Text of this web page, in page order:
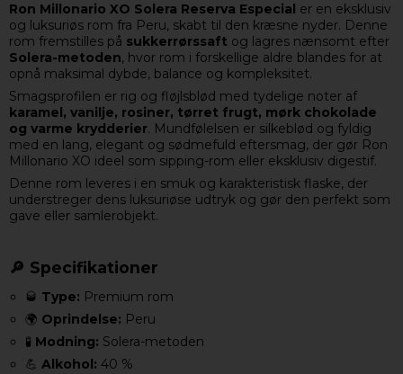
Ron Millonario XO Solera Reserva Especial er en eksklusiv
og luksuriøs rom fra Peru, skabt til den kræsne nyder. Denne
rom fremstilles på sukkerrørssaft og lagres nænsomt efter
Solera-metoden, hvor rom i forskellige aldre blandes for at
opnå maksimal dybde, balance og kompleksitet.
Smagsprofilen er rig og fløjlsblød med tydelige noter af
karamel, vanilje, rosiner, tørret frugt, mørk chokolade
og varme krydderier. Mundfølelsen er silkeblød og fyldig
med en lang, elegant og sødmefuld eftersmag, der gør Ron
Millonario XO ideel som sipping-rom eller eksklusiv digestif.
Denne rom leveres i en smuk og karakteristisk flaske, der
understreger dens luksuriøse udtryk og gør den perfekt som
gave eller samlerobjekt.
🔎 Specifikationer
🥃 Type: Premium rom
🌍 Oprindelse: Peru
🧪 Modning: Solera-metoden
💪 Alkohol: 40 %